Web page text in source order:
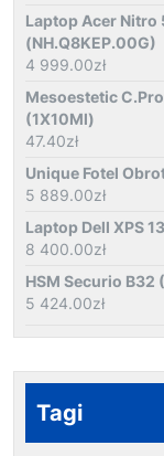
Laptop Acer Nitro
(NH.Q8KEP.00G)
4 999.00zł
Mesoestetic
(1X10Ml)
47.40zł
Unique Fotel
5 889.00zł
Laptop Dell XPS
8 400.00zł
HSM Securio B32
5 424.00zł
Tagi